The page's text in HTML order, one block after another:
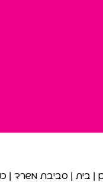
בית סביבת משרד